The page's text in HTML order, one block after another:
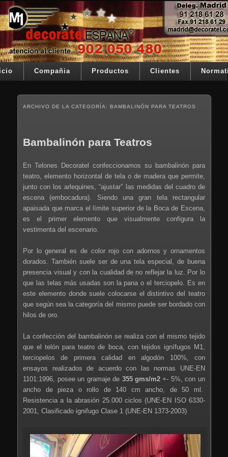
Ir al contenido principal
Ir al contenido secundario
Decoratel España
Su telon de teatro es nuestra razón de ser
Menú principalCompañia Productos Clientes
ARCHIVO DE LA CATEGORÍA: BAMBALINÓN PARA TEATROS
Bambalinón para Teatros
En Telones Decoratel confeccionamos su bambalinón para
teatro, elemento horizontal de tela o de madera que permite,
junto con los arlequines, “ajustar” las medidas del cuadro de
escena (embocadura). Siendo una gran tela rectangular
apaisada que marca el límite superior de la Boca de Escena,
es el primer elemento que visualmente configura la
vestimenta del escenario.
Por lo general es de color rojo con adornos y ornamentos
dorados. También suele ser de una tela especial, de buena
presencia visual y con la cualidad de no reflejar la luz. Por lo
que las telas más usadas son la pana o el terciopelo. Es en
este elemento donde suele colocarse el distintivo del teatro
que según sea la categoría del mismo puede ser bordado con
hilos de oro.
La confección del bambalinón se realiza con el mismo tejido
que el telón para teatro de boca, con tejidos ignífugos M1,
terciopelos de primera calidad en algodón 100%, con
ensayos realizados de acuerdo con las normas UNE-EN
1101:1996, posee un gramaje de 355 gms/m2 +- 5%, con un
ancho de pieza o rollo de 140 cm ancho, de 50 ml.
Resistencia a la abrasión 25.000 ciclos (UNE-EN ISO 6330-
2001, Clasificado ignifugo Clase 1 (UNE-EN 1373-2003)